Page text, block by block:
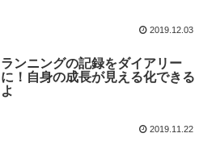
2019.12.03
ランニングの記録をダイアリー
に！自身の成長が見える化できる
よ
2019.11.22